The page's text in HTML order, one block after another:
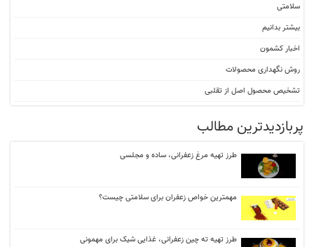
سلامتی
بیشتر بدانیم
اخبار کشمون
روش نگهداری محصولات
تشخیص محصول اصل از تقلبی
پربازدیدترین مطالب
طرز تهیه مرغ زعفرانی، ساده و مجلسی
مهمترین خواص زعفران برای سلامتی چیست؟
طرز تهیه ته‌ چین زعفرانی، غذایی شیک برای مهمونی